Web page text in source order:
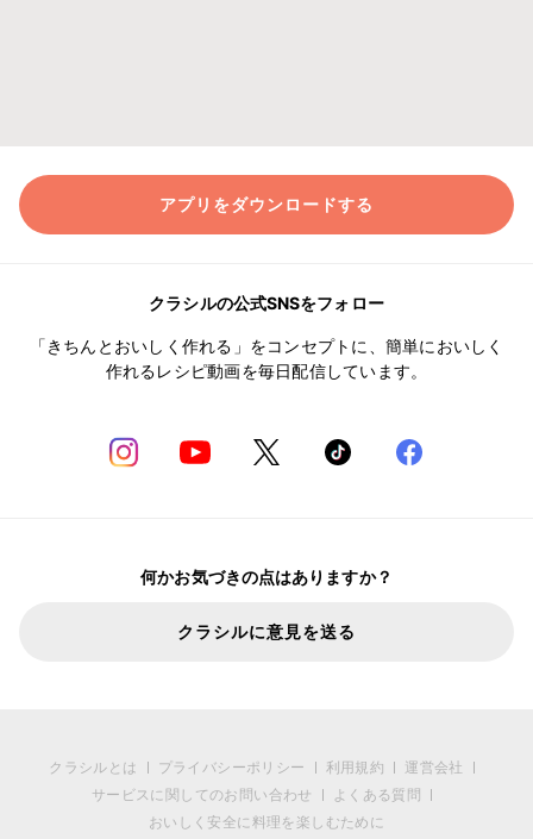
アプリをダウンロードする
クラシルの公式SNSをフォロー
「きちんとおいしく作れる」をコンセプトに、簡単においしく
作れるレシピ動画を毎日配信しています。
何かお気づきの点はありますか？
クラシルに意見を送る
クラシルとは プライバシーポリシー 利用規約
運営会社
サービスに関してのお問い合わせ
よくある質問
おいしく安全に料理を楽しむために